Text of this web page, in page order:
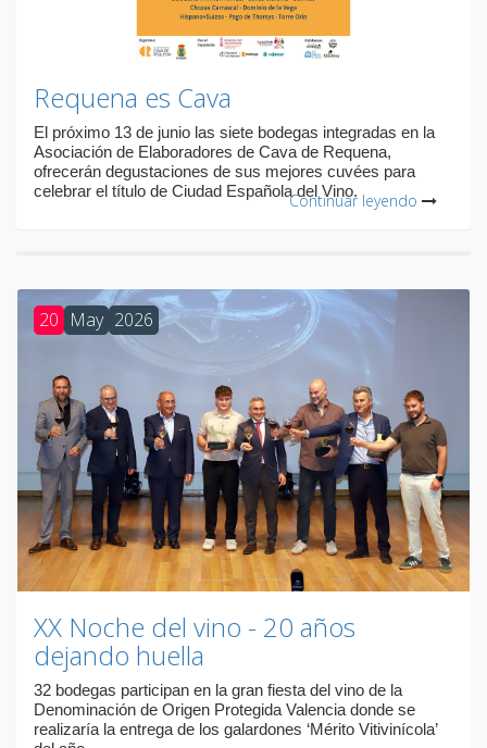
Requena es Cava
El próximo 13 de junio las siete bodegas integradas en la
Asociación de Elaboradores de Cava de Requena,
ofrecerán degustaciones de sus mejores cuvées para
celebrar el título de Ciudad Española del Vino.
Continuar leyendo
20 May 2026
XX Noche del vino - 20 años
dejando huella
32 bodegas participan en la gran fiesta del vino de la
Denominación de Origen Protegida Valencia donde se
realizaría la entrega de los galardones ‘Mérito Vitivinícola’